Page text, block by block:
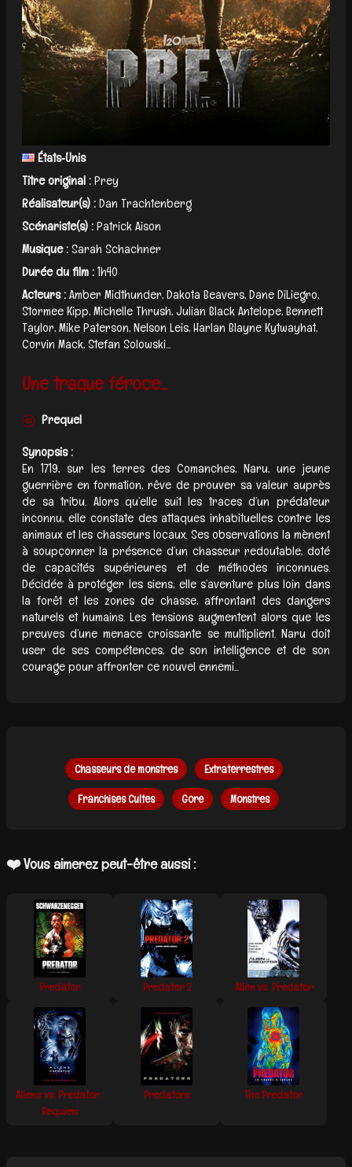
États‑Unis
Titre original :Prey
Réalisateur(s) :Dan Trachtenberg
Scénariste(s) :Patrick Aison
Musique :Sarah Schachner
Durée du film :1h40
Acteurs :Amber Midthunder, Dakota Beavers, Dane DiLiegro,
Stormee Kipp, Michelle Thrush, Julian Black Antelope, Bennett
Taylor, Mike Paterson, Nelson Leis, Harlan Blayne Kytwayhat,
Corvin Mack, Stefan Solowski...
Une traque féroce...
Prequel
Synopsis :
En 1719, sur les terres des Comanches, Naru, une jeune
guerrière en formation, rêve de prouver sa valeur auprès
de sa tribu. Alors qu’elle suit les traces d’un prédateur
inconnu, elle constate des attaques inhabituelles contre les
animaux et les chasseurs locaux. Ses observations la mènent
à soupçonner la présence d’un chasseur redoutable, doté
de capacités supérieures et de méthodes inconnues.
Décidée à protéger les siens, elle s’aventure plus loin dans
la forêt et les zones de chasse, affrontant des dangers
naturels et humains. Les tensions augmentent alors que les
preuves d’une menace croissante se multiplient. Naru doit
user de ses compétences, de son intelligence et de son
courage pour affronter ce nouvel ennemi...
Chasseurs de monstres Extraterrestres
Franchises Cultes Gore Monstres
❤️ Vous aimerez peut-être aussi :
Predator Predator 2 Alien vs. Predator
Aliens vs. Predator :
Requiem
Predators The Predator